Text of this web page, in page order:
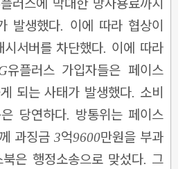
발생했다. 이에 따라 협상이
서버를 차단했다. 이에 따라
유플러스 가입자들은 페이스
되는 사태가 발생했다. 소비
당연하다. 방통위는 페이스
과징금 3억9600만원을 부과
은 행정소송으로 맞섰다. 그